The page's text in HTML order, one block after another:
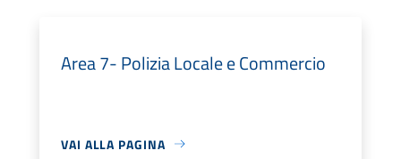
Area 7- Polizia Locale e Commercio
VAI ALLA PAGINA